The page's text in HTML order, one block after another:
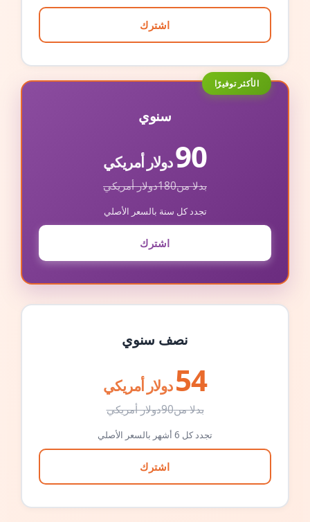
اشترك
الأكثر توفيرًا
سنوي
90دولار أمريكي
بدلا من180دولار أمريكي
تجدد كل سنة بالسعر الأصلي
اشترك
نصف سنوي
54 دولار أمريكي
بدلا من90دولار أمريكي
تجدد كل 6 أشهر بالسعر الأصلي
اشترك